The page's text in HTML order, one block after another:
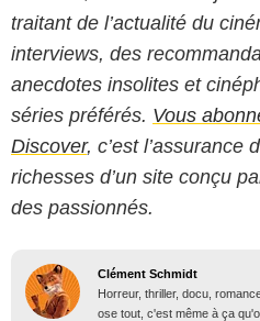
traitant de l’actualité du
interviews, des
anecdotes insolites et
séries préférés. Vous
Discover, c’est l’assurance
richesses d’un site conçu
des passionnés.
Clément Schmidt
Horreur, thriller, docu,
ose tout, c'est même à ça